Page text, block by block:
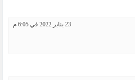
23 يناير 2022 في 6:05 م